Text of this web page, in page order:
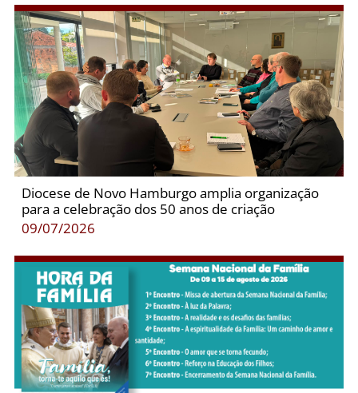
Diocese de Novo Hamburgo amplia organização
para a celebração dos 50 anos de criação
09/07/2026